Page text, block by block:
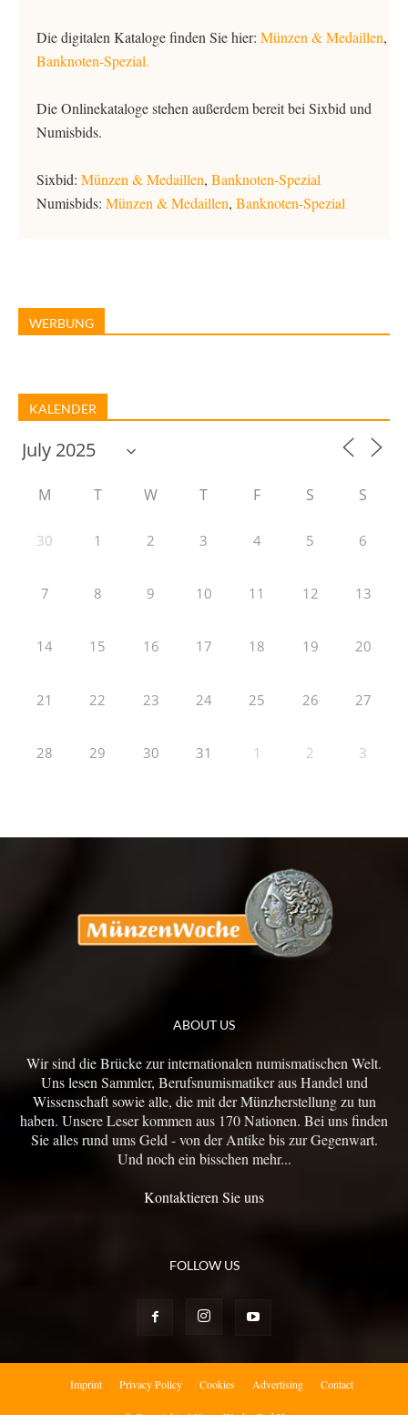
Die digitalen Kataloge finden Sie hier: Münzen & Medaillen,
Banknoten-Spezial.
Die Onlinekataloge stehen außerdem bereit bei Sixbid und
Numisbids.
Sixbid: Münzen & Medaillen, Banknoten-Spezial
Numisbids: Münzen & Medaillen, Banknoten-Spezial
WERBUNG
KALENDER
M T W T F S S
30 1 2 3 4 5 6
7 8 9 10 11 12 13
14 15 16 17 18 19 20
21 22 23 24 25 26 27
28 29 30 31 1 2 3
ABOUT US
Wir sind die Brücke zur internationalen numismatischen Welt.
Uns lesen Sammler, Berufsnumismatiker aus Handel und
Wissenschaft sowie alle, die mit der Münzherstellung zu tun
haben. Unsere Leser kommen aus 170 Nationen. Bei uns finden
Sie alles rund ums Geld - von der Antike bis zur Gegenwart.
Und noch ein bisschen mehr...
Kontaktieren Sie uns
FOLLOW US
Imprint Privacy Policy Cookies Advertising Contact